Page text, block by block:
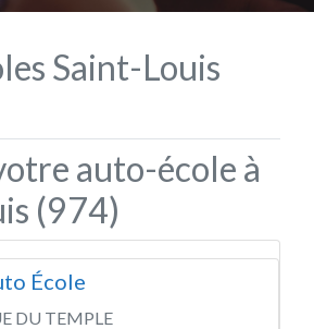
Saint-Louis
auto-école à
(974)
École
DU TEMPLE